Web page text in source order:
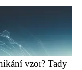
vzor? Tady